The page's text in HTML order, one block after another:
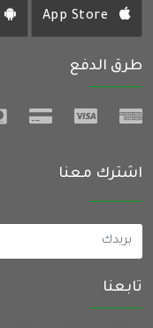
طرق الدفع
اشترك معنا
تابعنا